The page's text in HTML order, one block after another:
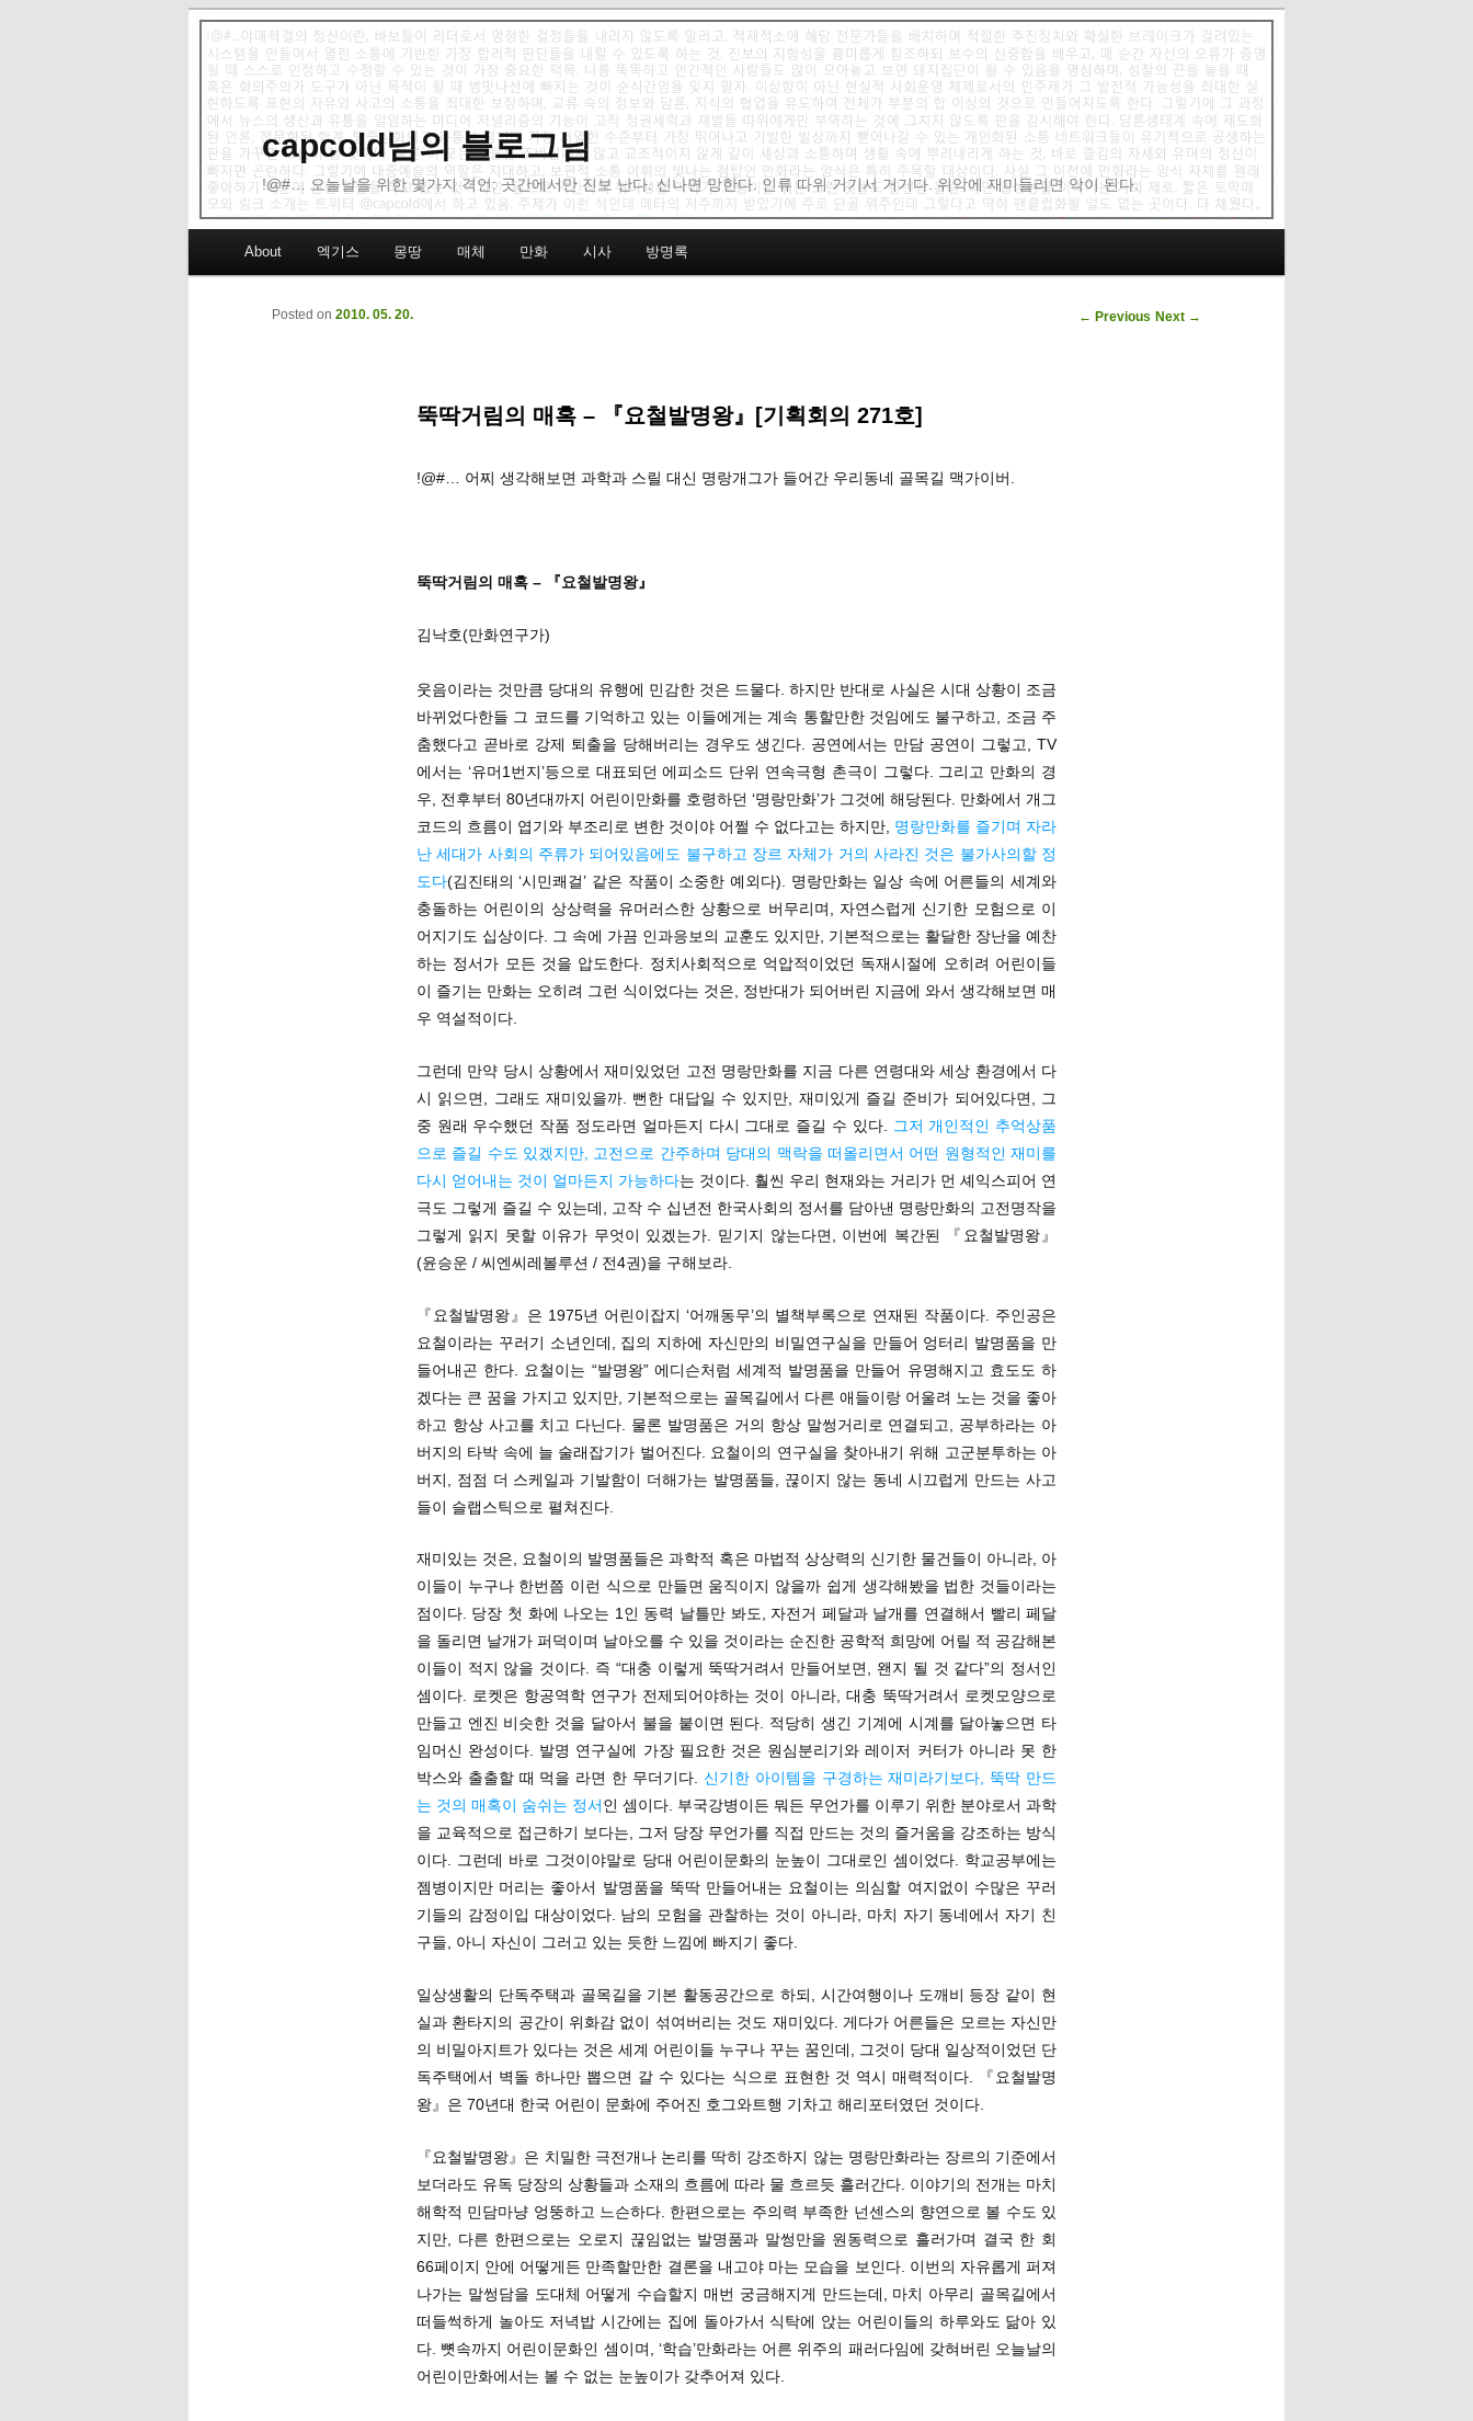
capcold님의 블로그님
!@#… 오늘날을 위한 몇가지 격언: 곳간에서만 진보 난다. 신나면 망한다. 인류 따위 거기서 거기다. 위악에 재미들리면 악이 된다.
Skip to primary content
Skip to secondary content
About 엑기스 몽땅 매체 만화 시사 방명록
Post navigation
← Previous Next →
뚝딱거림의 매혹 – 『요철발명왕』[기획회의 271호]
Posted on 2010. 05. 20.
!@#… 어찌 생각해보면 과학과 스릴 대신 명랑개그가 들어간 우리동네 골목길 맥가이버.
뚝딱거림의 매혹 – 『요철발명왕』
김낙호(만화연구가)
웃음이라는 것만큼 당대의 유행에 민감한 것은 드물다. 하지만 반대로 사실은 시대 상황이 조금
바뀌었다한들 그 코드를 기억하고 있는 이들에게는 계속 통할만한 것임에도 불구하고, 조금 주
춤했다고 곧바로 강제 퇴출을 당해버리는 경우도 생긴다. 공연에서는 만담 공연이 그렇고, TV
에서는 ‘유머1번지’등으로 대표되던 에피소드 단위 연속극형 촌극이 그렇다. 그리고 만화의 경
우, 전후부터 80년대까지 어린이만화를 호령하던 ‘명랑만화’가 그것에 해당된다. 만화에서 개그
코드의 흐름이 엽기와 부조리로 변한 것이야 어쩔 수 없다고는 하지만, 명랑만화를 즐기며 자라
난 세대가 사회의 주류가 되어있음에도 불구하고 장르 자체가 거의 사라진 것은 불가사의할 정
도다(김진태의 ‘시민쾌걸’ 같은 작품이 소중한 예외다). 명랑만화는 일상 속에 어른들의 세계와
충돌하는 어린이의 상상력을 유머러스한 상황으로 버무리며, 자연스럽게 신기한 모험으로 이
어지기도 십상이다. 그 속에 가끔 인과응보의 교훈도 있지만, 기본적으로는 활달한 장난을 예찬
하는 정서가 모든 것을 압도한다. 정치사회적으로 억압적이었던 독재시절에 오히려 어린이들
이 즐기는 만화는 오히려 그런 식이었다는 것은, 정반대가 되어버린 지금에 와서 생각해보면 매
우 역설적이다.
그런데 만약 당시 상황에서 재미있었던 고전 명랑만화를 지금 다른 연령대와 세상 환경에서 다
시 읽으면, 그래도 재미있을까. 뻔한 대답일 수 있지만, 재미있게 즐길 준비가 되어있다면, 그
중 원래 우수했던 작품 정도라면 얼마든지 다시 그대로 즐길 수 있다.
그저 개인적인 추억상품
으로 즐길 수도 있겠지만, 고전으로 간주하며 당대의 맥락을 떠올리면서 어떤 원형적인 재미를
다시 얻어내는 것이 얼마든지 가능하다는 것이다. 훨씬 우리 현재와는 거리가 먼 셰익스피어 연
극도 그렇게 즐길 수 있는데, 고작 수 십년전 한국사회의 정서를 담아낸 명랑만화의 고전명작을
그렇게 읽지 못할 이유가 무엇이 있겠는가. 믿기지 않는다면, 이번에 복간된 『요철발명왕』
(윤승운 / 씨엔씨레볼루션 / 전4권)을 구해보라.
『요철발명왕』은 1975년 어린이잡지 ‘어깨동무’의 별책부록으로 연재된 작품이다. 주인공은
요철이라는 꾸러기 소년인데, 집의 지하에 자신만의 비밀연구실을 만들어 엉터리 발명품을 만
들어내곤 한다. 요철이는 “발명왕” 에디슨처럼 세계적 발명품을 만들어 유명해지고 효도도 하
겠다는 큰 꿈을 가지고 있지만, 기본적으로는 골목길에서 다른 애들이랑 어울려 노는 것을 좋아
하고 항상 사고를 치고 다닌다. 물론 발명품은 거의 항상 말썽거리로 연결되고, 공부하라는 아
버지의 타박 속에 늘 술래잡기가 벌어진다. 요철이의 연구실을 찾아내기 위해 고군분투하는 아
버지, 점점 더 스케일과 기발함이 더해가는 발명품들, 끊이지 않는 동네 시끄럽게 만드는 사고
들이 슬랩스틱으로 펼쳐진다.
재미있는 것은, 요철이의 발명품들은 과학적 혹은 마법적 상상력의 신기한 물건들이 아니라, 아
이들이 누구나 한번쯤 이런 식으로 만들면 움직이지 않을까 쉽게 생각해봤을 법한 것들이라는
점이다. 당장 첫 화에 나오는 1인 동력 날틀만 봐도, 자전거 페달과 날개를 연결해서 빨리 페달
을 돌리면 날개가 퍼덕이며 날아오를 수 있을 것이라는 순진한 공학적 희망에 어릴 적 공감해본
이들이 적지 않을 것이다. 즉 “대충 이렇게 뚝딱거려서 만들어보면, 왠지 될 것 같다”의 정서인
셈이다. 로켓은 항공역학 연구가 전제되어야하는 것이 아니라, 대충 뚝딱거려서 로켓모양으로
만들고 엔진 비슷한 것을 달아서 불을 붙이면 된다. 적당히 생긴 기계에 시계를 달아놓으면 타
임머신 완성이다. 발명 연구실에 가장 필요한 것은 원심분리기와 레이저 커터가 아니라 못 한
박스와 출출할 때 먹을 라면 한 무더기다. 신기한 아이템을 구경하는 재미라기보다, 뚝딱 만드
는 것의 매혹이 숨쉬는 정서인 셈이다. 부국강병이든 뭐든 무언가를 이루기 위한 분야로서 과학
을 교육적으로 접근하기 보다는, 그저 당장 무언가를 직접 만드는 것의 즐거움을 강조하는 방식
이다. 그런데 바로 그것이야말로 당대 어린이문화의 눈높이 그대로인 셈이었다. 학교공부에는
젬병이지만 머리는 좋아서 발명품을 뚝딱 만들어내는 요철이는 의심할 여지없이 수많은 꾸러
기들의 감정이입 대상이었다. 남의 모험을 관찰하는 것이 아니라, 마치 자기 동네에서 자기 친
구들, 아니 자신이 그러고 있는 듯한 느낌에 빠지기 좋다.
일상생활의 단독주택과 골목길을 기본 활동공간으로 하되, 시간여행이나 도깨비 등장 같이 현
실과 환타지의 공간이 위화감 없이 섞여버리는 것도 재미있다. 게다가 어른들은 모르는 자신만
의 비밀아지트가 있다는 것은 세계 어린이들 누구나 꾸는 꿈인데, 그것이 당대 일상적이었던 단
독주택에서 벽돌 하나만 뽑으면 갈 수 있다는 식으로 표현한 것 역시 매력적이다. 『요철발명
왕』은 70년대 한국 어린이 문화에 주어진 호그와트행 기차고 해리포터였던 것이다.
『요철발명왕』은 치밀한 극전개나 논리를 딱히 강조하지 않는 명랑만화라는 장르의 기준에서
보더라도 유독 당장의 상황들과 소재의 흐름에 따라 물 흐르듯 흘러간다. 이야기의 전개는 마치
해학적 민담마냥 엉뚱하고 느슨하다. 한편으로는 주의력 부족한 넌센스의 향연으로 볼 수도 있
지만, 다른 한편으로는 오로지 끊임없는 발명품과 말썽만을 원동력으로 흘러가며 결국 한 회
66페이지 안에 어떻게든 만족할만한 결론을 내고야 마는 모습을 보인다. 이번의 자유롭게 퍼져
나가는 말썽담을 도대체 어떻게 수습할지 매번 궁금해지게 만드는데, 마치 아무리 골목길에서
떠들썩하게 놀아도 저녁밥 시간에는 집에 돌아가서 식탁에 앉는 어린이들의 하루와도 닮아 있
다. 뼛속까지 어린이문화인 셈이며, ‘학습’만화라는 어른 위주의 패러다임에 갖혀버린 오늘날의
어린이만화에서는 볼 수 없는 눈높이가 갖추어져 있다.